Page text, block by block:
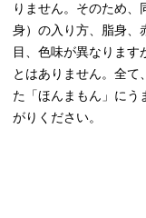
りません。そのため
身）の入り方、脂身、
目、色味が異なります
とはありません。全て
た「ほんまもん」にう
がりください。